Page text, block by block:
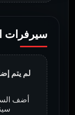
سيرفرات
لم يتم
أضف